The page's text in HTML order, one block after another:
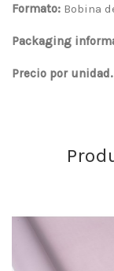
Formato: Bobina
Packaging
Precio por unidad.